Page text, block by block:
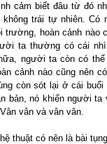
cảm biết đâu từ đó
trái tự nhiên. Có
trường, hoàn cảnh nào
ta thường có cái
người ta còn có
cảnh nào cũng nên
còn sót lại ở cái buổi
bản, nó khiến người ta
vân và vân vân.
thuật có nên là bài